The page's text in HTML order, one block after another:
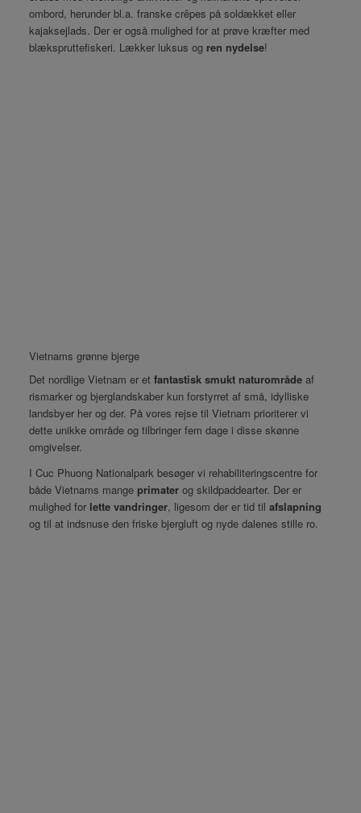
ombord, herunder bl.a. franske crêpes på soldækket eller
kajaksejlads. Der er også mulighed for at prøve kræfter med
blækspruttefiskeri. Lækker luksus og ren nydelse!
Vietnams grønne bjerge
Det nordlige Vietnam er et fantastisk smukt naturområdeaf
rismarker og bjerglandskaber kun forstyrret af små, idylliske
landsbyer her og der. På vores rejse til Vietnam prioriterer vi
dette unikke område og tilbringer fem dage i disse skønne
omgivelser.
I Cuc Phuong Nationalpark besøger vi rehabiliteringscentre for
både Vietnams mange primaterog skildpaddearter. Der er
mulighed for lette vandringer, ligesom der er tid til afslapning
og til at indsnuse den friske bjergluft og nyde dalenes stille ro.